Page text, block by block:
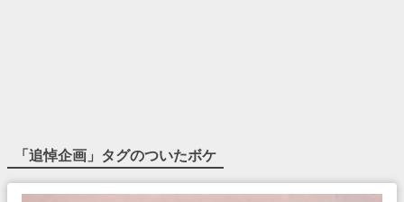
「追悼企画 」タグのついたボケ